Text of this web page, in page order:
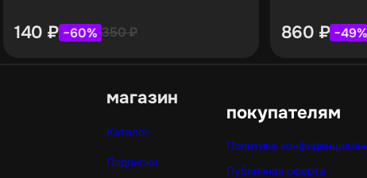
140 ₽ −60% 350₽ 860 ₽ −49%
магазин
Каталог
Подписки
покупателям
Политика
Публичная оферта